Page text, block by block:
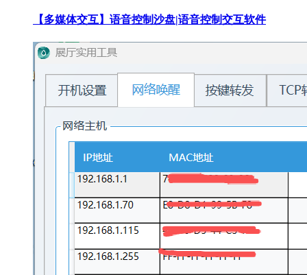
【多媒体交互】语音控制沙盘|语音控制交互软件